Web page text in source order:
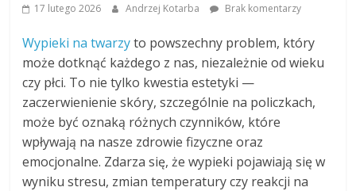
17 lutego 2026 Andrzej Kotarba Brak komentarzy
Wypieki na twarzyto powszechny problem, który
może dotknąć każdego z nas, niezależnie od wieku
czy płci. To nie tylko kwestia estetyki —
zaczerwienienie skóry, szczególnie na policzkach,
może być oznaką różnych czynników, które
wpływają na nasze zdrowie fizyczne oraz
emocjonalne. Zdarza się, że wypieki pojawiają się w
wyniku stresu, zmian temperatury czy reakcji na